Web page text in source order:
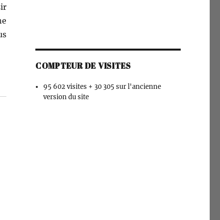
COMPTEUR DE VISITES
95 602 visites + 30 305 sur l'ancienne
version du site